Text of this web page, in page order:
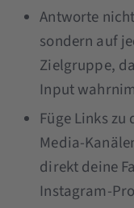
Antworte
sondern auf
Zielgruppe,
Input
Füge Links
Media-
direkt deine
Instagram-